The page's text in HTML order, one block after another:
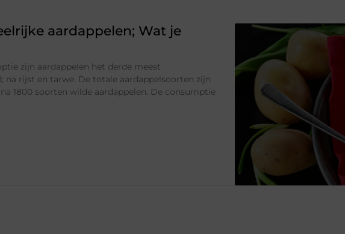
aardappelen; Wat je
zijn aardappelen het derde meest
na rijst en tarwe. De totale aardappelsoorten zijn
1800 soorten wilde aardappelen. De consumptie